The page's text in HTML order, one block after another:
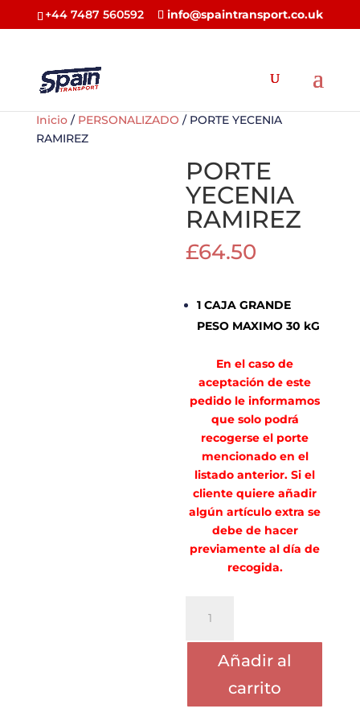
+44 7487 560592 info@spaintransport.co.uk
Inicio/ PERSONALIZADO / PORTE YECENIA
RAMIREZ
PORTE
YECENIA
RAMIREZ
£64.50
1 CAJA GRANDE
PESO MAXIMO 30 kG
En el caso de
aceptación de este
pedido le informamos
que solo podrá
recogerse el porte
mencionado en el
listado anterior. Si el
cliente quiere añadir
algún artículo extra se
debe de hacer
previamente al día de
recogida.
YECENIA
RAMIREZ
cantidadAñadir al
carrito